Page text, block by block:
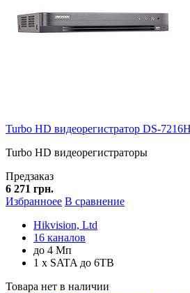
Turbo HD видеорегистратор DS-
Turbo HD видеорегистраторы
Предзаказ
6 271 грн.
Избранноее В сравнение
Hikvision, Ltd
16 каналов
до 4 Мп
1 x SATA до 6TB
Товара нет в наличии